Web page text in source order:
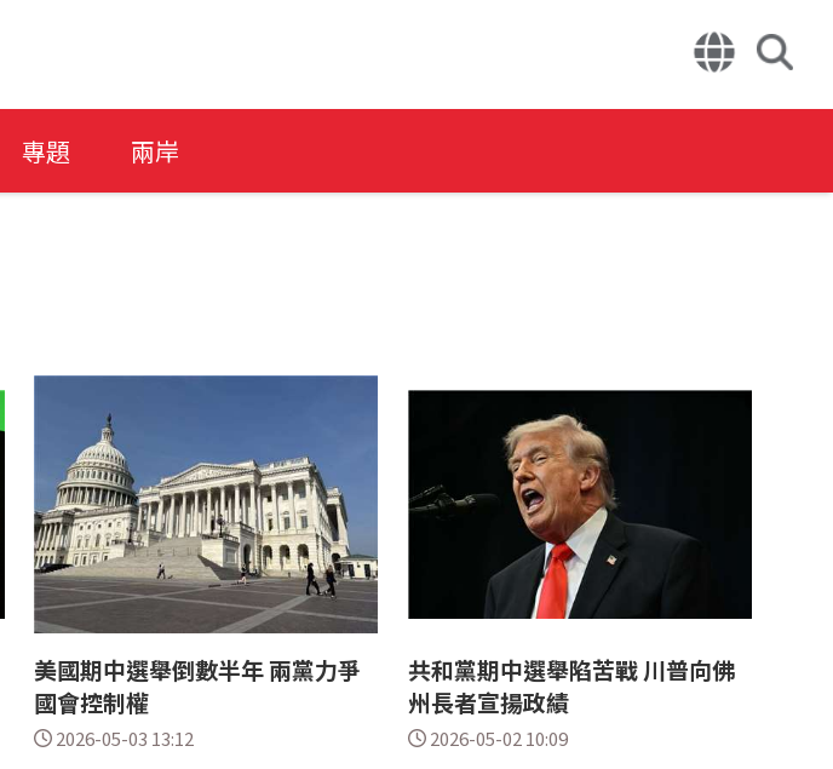
專題 兩岸
美國期中選舉倒數半年 兩黨力爭
國會控制權
2026-05-03 13:12
共和黨期中選舉陷苦戰 川普向佛
州長者宣揚政績
2026-05-02 10:09